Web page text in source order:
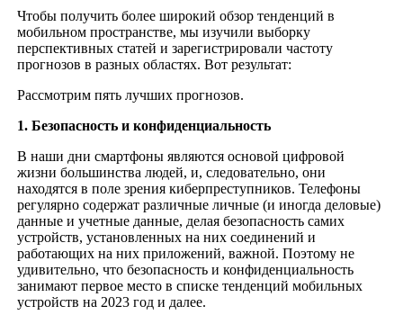
Чтобы получить более широкий обзор тенденций в
мобильном пространстве, мы изучили выборку
перспективных статей и зарегистрировали частоту
прогнозов в разных областях. Вот результат:
Рассмотрим пять лучших прогнозов.
1. Безопасность и конфиденциальность
В наши дни смартфоны являются основой цифровой
жизни большинства людей, и, следовательно, они
находятся в поле зрения киберпреступников. Телефоны
регулярно содержат различные личные (и иногда деловые)
данные и учетные данные, делая безопасность самих
устройств, установленных на них соединений и
работающих на них приложений, важной. Поэтому не
удивительно, что безопасность и конфиденциальность
занимают первое место в списке тенденций мобильных
устройств на 2023 год и далее.